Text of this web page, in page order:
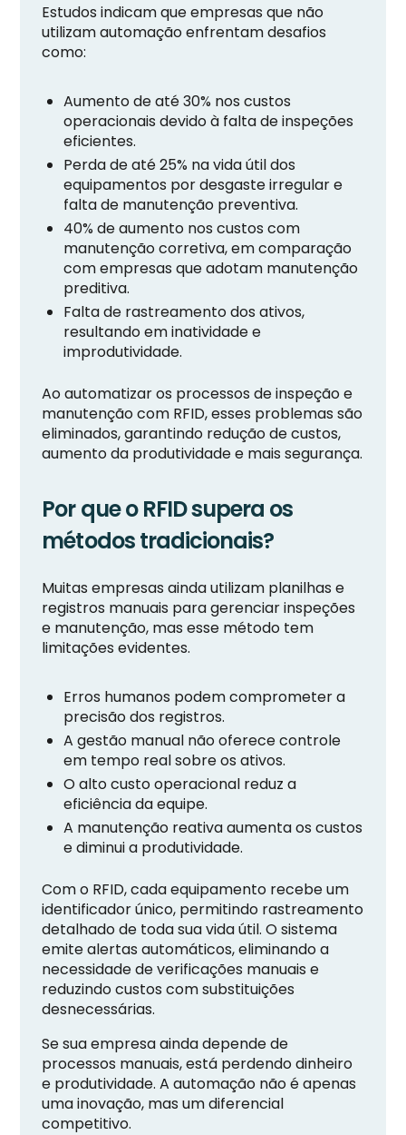
Estudos indicam que empresas que não
utilizam automação enfrentam desafios
como:
Aumento de até 30% nos custos
operacionais devido à falta de inspeções
eficientes.
Perda de até 25% na vida útil dos
equipamentos por desgaste irregular e
falta de manutenção preventiva.
40% de aumento nos custos com
manutenção corretiva, em comparação
com empresas que adotam manutenção
preditiva.
Falta de rastreamento dos ativos,
resultando em inatividade e
improdutividade.
Ao automatizar os processos de inspeção e
manutenção com RFID, esses problemas são
eliminados, garantindo redução de custos,
aumento da produtividade e mais segurança.
Por que o RFID supera os
métodos tradicionais?
Muitas empresas ainda utilizam planilhas e
registros manuais para gerenciar inspeções
e manutenção, mas esse método tem
limitações evidentes.
Erros humanos podem comprometer a
precisão dos registros.
A gestão manual não oferece controle
em tempo real sobre os ativos.
O alto custo operacional reduz a
eficiência da equipe.
A manutenção reativa aumenta os custos
e diminui a produtividade.
Com o RFID, cada equipamento recebe um
identificador único, permitindo rastreamento
detalhado de toda sua vida útil. O sistema
emite alertas automáticos, eliminando a
necessidade de verificações manuais e
reduzindo custos com substituições
desnecessárias.
Se sua empresa ainda depende de
processos manuais, está perdendo dinheiro
e produtividade. A automação não é apenas
uma inovação, mas um diferencial
competitivo.